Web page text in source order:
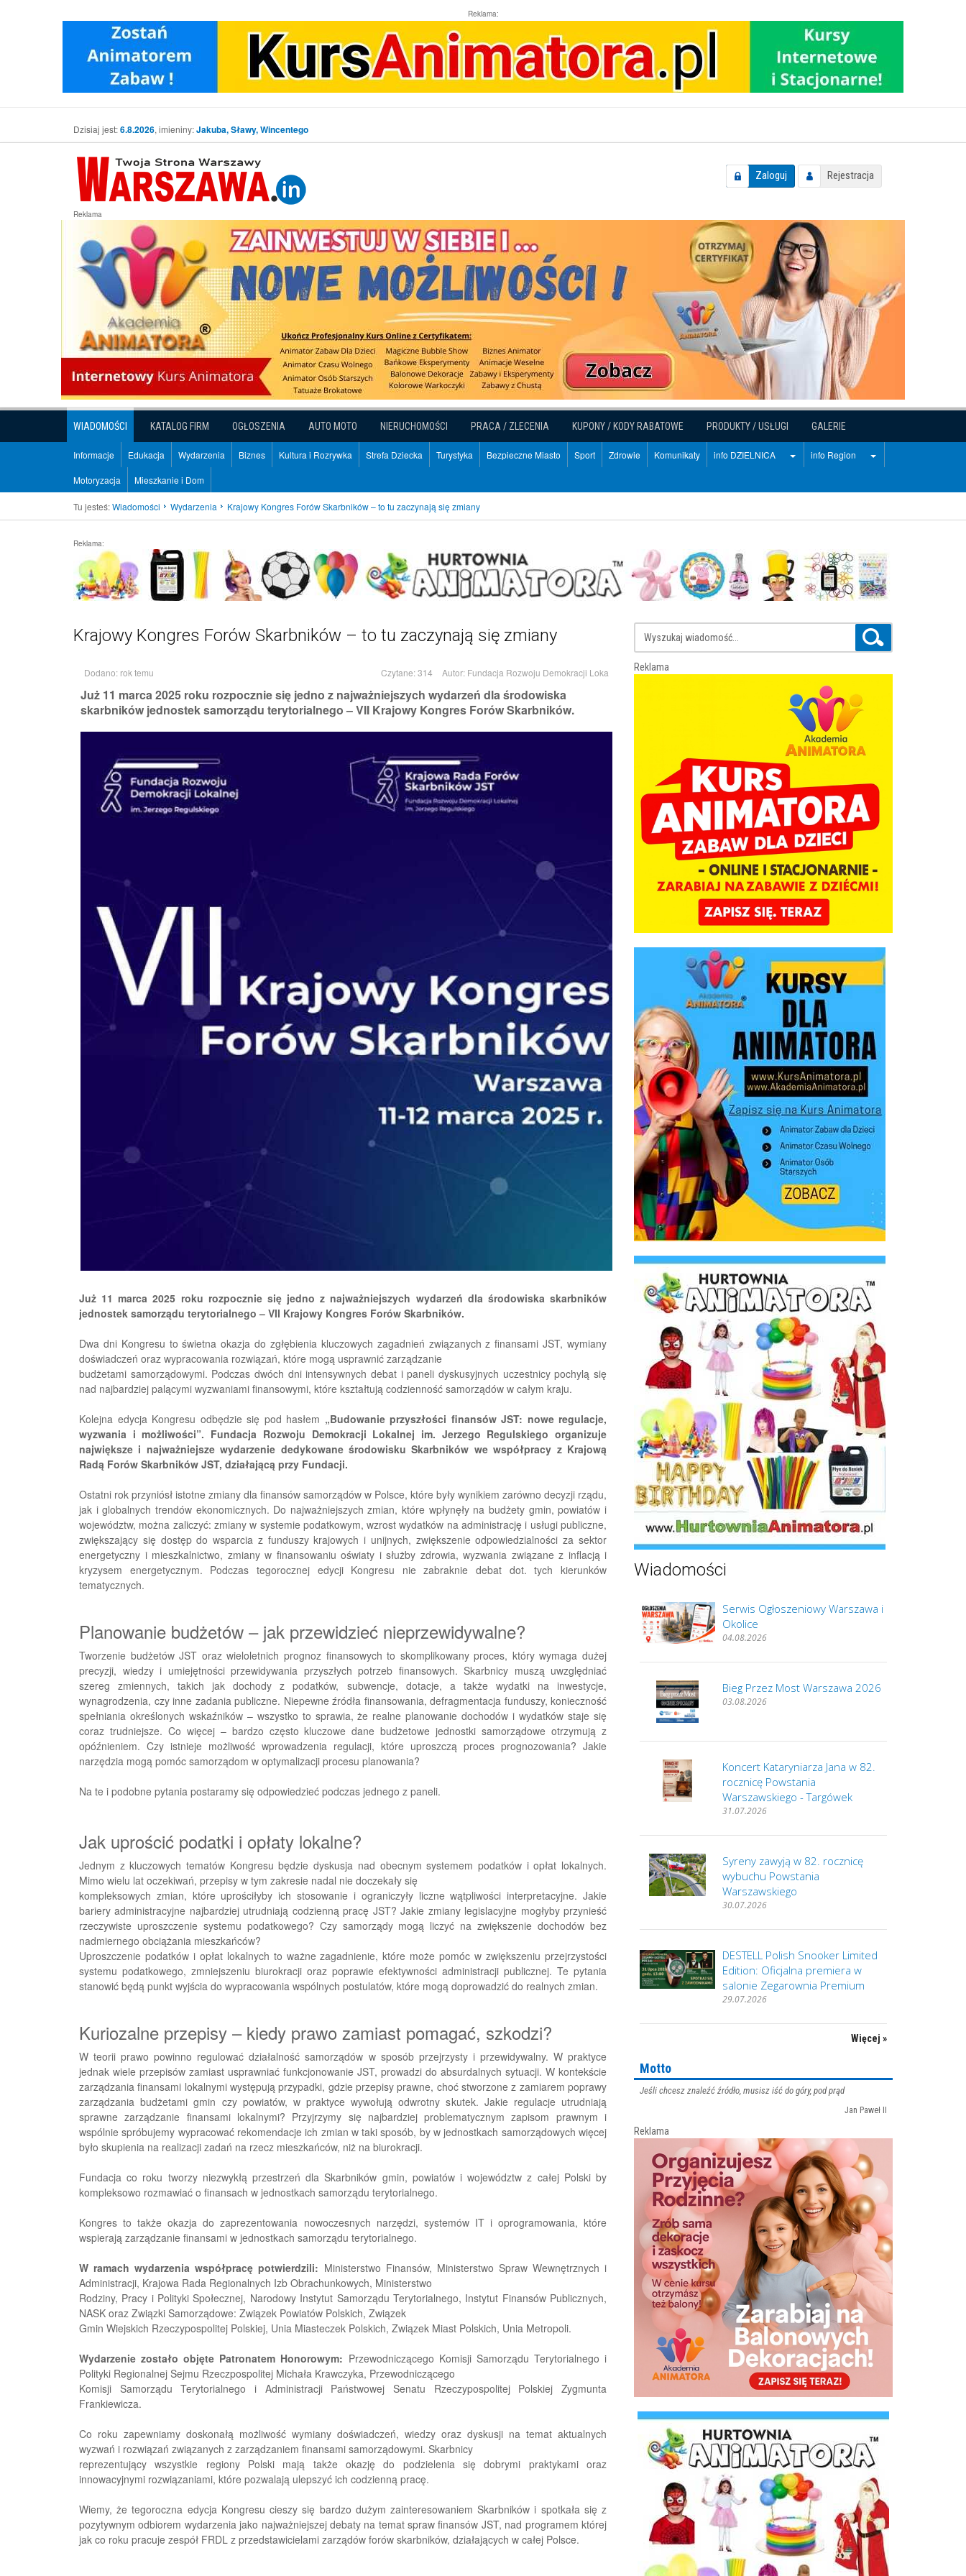
Reklama:
Dzisiaj jest:6.8.2026, imieniny:Jakuba, Sławy, Wincentego
Zaloguj Rejestracja
Reklama
WIADOMOŚCI KATALOG FIRM OGŁOSZENIA AUTO MOTO NIERUCHOMOŚCI PRACA / ZLECENIA KUPONY / KODY RABATOWE PRODUKTY / USŁUGI GALERIE
Informacje Edukacja Wydarzenia Biznes Kultura i Rozrywka Strefa Dziecka Turystyka Bezpieczne Miasto Sport Zdrowie Komunikaty info DZIELNICA info Region
Motoryzacja Mieszkanie i Dom
Tu jesteś:Wiadomości Wydarzenia Krajowy Kongres Forów Skarbników – to tu zaczynają się zmiany
Reklama:
Krajowy Kongres Forów Skarbników – to tu zaczynają się zmiany
Dodano: rok temu Czytane: 314 Autor: Fundacja Rozwoju Demokracji Loka
Już 11 marca 2025 roku rozpocznie się jedno z najważniejszych wydarzeń dla środowiska
skarbników jednostek samorządu terytorialnego – VII Krajowy Kongres Forów Skarbników.
Już 11 marca 2025 roku rozpocznie się jedno z najważniejszych wydarzeń dla środowiska skarbników
jednostek samorządu terytorialnego – VII Krajowy Kongres Forów Skarbników.
Dwa dni Kongresu to świetna okazja do zgłębienia kluczowych zagadnień związanych z finansami JST, wymiany
doświadczeń oraz wypracowania rozwiązań, które mogą usprawnić zarządzanie
budżetami samorządowymi. Podczas dwóch dni intensywnych debat i paneli dyskusyjnych uczestnicy pochylą się
nad najbardziej palącymi wyzwaniami finansowymi, które kształtują codzienność samorządów w całym kraju.
Kolejna edycja Kongresu odbędzie się pod hasłem „Budowanie przyszłości finansów JST: nowe regulacje,
wyzwania i możliwości”. Fundacja Rozwoju Demokracji Lokalnej im. Jerzego Regulskiego organizuje
największe i najważniejsze wydarzenie dedykowane środowisku Skarbników we współpracy z Krajową
Radą Forów Skarbników JST, działającą przy Fundacji.
Ostatni rok przyniósł istotne zmiany dla finansów samorządów w Polsce, które były wynikiem zarówno decyzji rządu,
jak i globalnych trendów ekonomicznych. Do najważniejszych zmian, które wpłynęły na budżety gmin, powiatów i
województw, można zaliczyć: zmiany w systemie podatkowym, wzrost wydatków na administrację i usługi publiczne,
zwiększający się dostęp do wsparcia z funduszy krajowych i unijnych, zwiększenie odpowiedzialności za sektor
energetyczny i mieszkalnictwo, zmiany w finansowaniu oświaty i służby zdrowia, wyzwania związane z inflacją i
kryzysem energetycznym. Podczas tegorocznej edycji Kongresu nie zabraknie debat dot. tych kierunków
tematycznych.
Planowanie budżetów – jak przewidzieć nieprzewidywalne?
Tworzenie budżetów JST oraz wieloletnich prognoz finansowych to skomplikowany proces, który wymaga dużej
precyzji, wiedzy i umiejętności przewidywania przyszłych potrzeb finansowych. Skarbnicy muszą uwzględniać
szereg zmiennych, takich jak dochody z podatków, subwencje, dotacje, a także wydatki na inwestycje,
wynagrodzenia, czy inne zadania publiczne. Niepewne źródła finansowania, defragmentacja funduszy, konieczność
spełniania określonych wskaźników – wszystko to sprawia, że realne planowanie dochodów i wydatków staje się
coraz trudniejsze. Co więcej – bardzo często kluczowe dane budżetowe jednostki samorządowe otrzymują z
opóźnieniem. Czy istnieje możliwość wprowadzenia regulacji, które uproszczą proces prognozowania? Jakie
narzędzia mogą pomóc samorządom w optymalizacji procesu planowania?
Na te i podobne pytania postaramy się odpowiedzieć podczas jednego z paneli.
Jak uprościć podatki i opłaty lokalne?
Jednym z kluczowych tematów Kongresu będzie dyskusja nad obecnym systemem podatków i opłat lokalnych.
Mimo wielu lat oczekiwań, przepisy w tym zakresie nadal nie doczekały się
kompleksowych zmian, które uprościłyby ich stosowanie i ograniczyły liczne wątpliwości interpretacyjne. Jakie
bariery administracyjne najbardziej utrudniają codzienną pracę JST? Jakie zmiany legislacyjne mogłyby przynieść
rzeczywiste uproszczenie systemu podatkowego? Czy samorządy mogą liczyć na zwiększenie dochodów bez
nadmiernego obciążania mieszkańców?
Uproszczenie podatków i opłat lokalnych to ważne zagadnienie, które może pomóc w zwiększeniu przejrzystości
systemu podatkowego, zmniejszeniu biurokracji oraz poprawie efektywności administracji publicznej. Te pytania
stanowić będą punkt wyjścia do wypracowania wspólnych postulatów, które mogą doprowadzić do realnych zmian.
Kuriozalne przepisy – kiedy prawo zamiast pomagać, szkodzi?
W teorii prawo powinno regulować działalność samorządów w sposób przejrzysty i przewidywalny. W praktyce
jednak wiele przepisów zamiast usprawniać funkcjonowanie JST, prowadzi do absurdalnych sytuacji. W kontekście
zarządzania finansami lokalnymi występują przypadki, gdzie przepisy prawne, choć stworzone z zamiarem poprawy
zarządzania budżetami gmin czy powiatów, w praktyce wywołują odwrotny skutek. Jakie regulacje utrudniają
sprawne zarządzanie finansami lokalnymi? Przyjrzymy się najbardziej problematycznym zapisom prawnym i
wspólnie spróbujemy wypracować rekomendacje ich zmian w taki sposób, by w jednostkach samorządowych więcej
było skupienia na realizacji zadań na rzecz mieszkańców, niż na biurokracji.
Fundacja co roku tworzy niezwykłą przestrzeń dla Skarbników gmin, powiatów i województw z całej Polski by
kompleksowo rozmawiać o finansach w jednostkach samorządu terytorialnego.
Kongres to także okazja do zaprezentowania nowoczesnych narzędzi, systemów IT i oprogramowania, które
wspierają zarządzanie finansami w jednostkach samorządu terytorialnego.
W ramach wydarzenia współpracę potwierdzili: Ministerstwo Finansów, Ministerstwo Spraw Wewnętrznych i
Administracji, Krajowa Rada Regionalnych Izb Obrachunkowych, Ministerstwo
Rodziny, Pracy i Polityki Społecznej, Narodowy Instytut Samorządu Terytorialnego, Instytut Finansów Publicznych,
NASK oraz Związki Samorządowe: Związek Powiatów Polskich, Związek
Gmin Wiejskich Rzeczypospolitej Polskiej, Unia Miasteczek Polskich, Związek Miast Polskich, Unia Metropoli.
Wydarzenie zostało objęte Patronatem Honorowym: Przewodniczącego Komisji Samorządu Terytorialnego i
Polityki Regionalnej Sejmu Rzeczpospolitej Michała Krawczyka, Przewodniczącego
Komisji Samorządu Terytorialnego i Administracji Państwowej Senatu Rzeczypospolitej Polskiej Zygmunta
Frankiewicza.
Co roku zapewniamy doskonałą możliwość wymiany doświadczeń, wiedzy oraz dyskusji na temat aktualnych
wyzwań i rozwiązań związanych z zarządzaniem finansami samorządowymi. Skarbnicy
reprezentujący wszystkie regiony Polski mają także okazję do podzielenia się dobrymi praktykami oraz
innowacyjnymi rozwiązaniami, które pozwalają ulepszyć ich codzienną pracę.
Wiemy, że tegoroczna edycja Kongresu cieszy się bardzo dużym zainteresowaniem Skarbników i spotkała się z
pozytywnym odbiorem wydarzenia jako najważniejszej debaty na temat spraw finansów JST, nad programem której
jak co roku pracuje zespół FRDL z przedstawicielami zarządów forów skarbników, działających w całej Polsce.
Reklama
Wiadomości
Serwis Ogłoszeniowy Warszawa i
Okolice
04.08.2026
Bieg Przez Most Warszawa 2026
03.08.2026
Koncert Kataryniarza Jana w 82.
rocznicę Powstania
Warszawskiego - Targówek
31.07.2026
Syreny zawyją w 82. rocznicę
wybuchu Powstania
Warszawskiego
30.07.2026
DESTELL Polish Snooker Limited
Edition: Oficjalna premiera w
salonie Zegarownia Premium
29.07.2026
Więcej »
Motto
Jeśli chcesz znaleźć źródło, musisz iść do góry, pod prąd
Jan Paweł II
Reklama